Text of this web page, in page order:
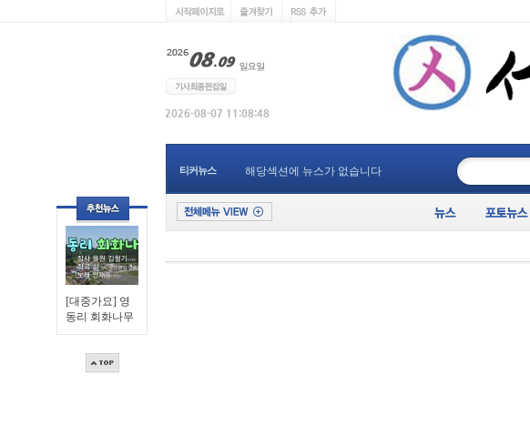
[대중가요] 영
동리 회화나무
티커뉴스 해당섹션에 뉴스가 없습니다